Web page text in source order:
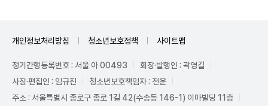
개인정보처리방침 청소년보호정책 사이트맵
정기간행등록번호 : 서울 아 00493
회장·발행인 : 곽영길
사장·편집인 : 임규진
청소년보호책임자 : 전운
주소 : 서울특별시 종로구 종로 1길 42(수송동 146-1) 이마빌딩 11층